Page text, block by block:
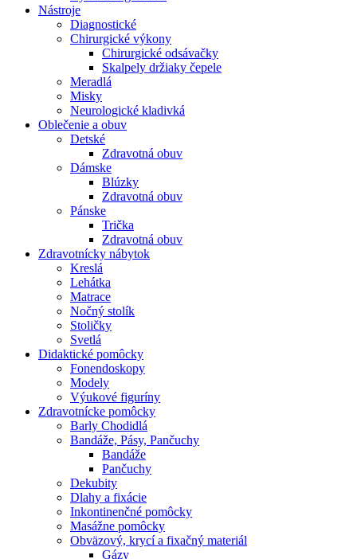
Nástroje
Diagnostické
Chirurgické výkony
Chirurgické odsávačky
Skalpely držiaky čepele
Meradlá
Misky
Neurologické kladivká
Oblečenie a obuv
Detské
Zdravotná obuv
Dámske
Blúzky
Zdravotná obuv
Pánske
Trička
Zdravotná obuv
Zdravotnícky nábytok
Kreslá
Lehátka
Matrace
Nočný stolík
Stoličky
Svetlá
Didaktické pomôcky
Fonendoskopy
Modely
Výukové figuríny
Zdravotnícke pomôcky
Barly Chodidlá
Bandáže, Pásy, Pančuchy
Bandáže
Pančuchy
Dekubity
Dlahy a fixácie
Inkontinenčné pomôcky
Masážne pomôcky
Obväzový, krycí a fixačný materiál
Gázy